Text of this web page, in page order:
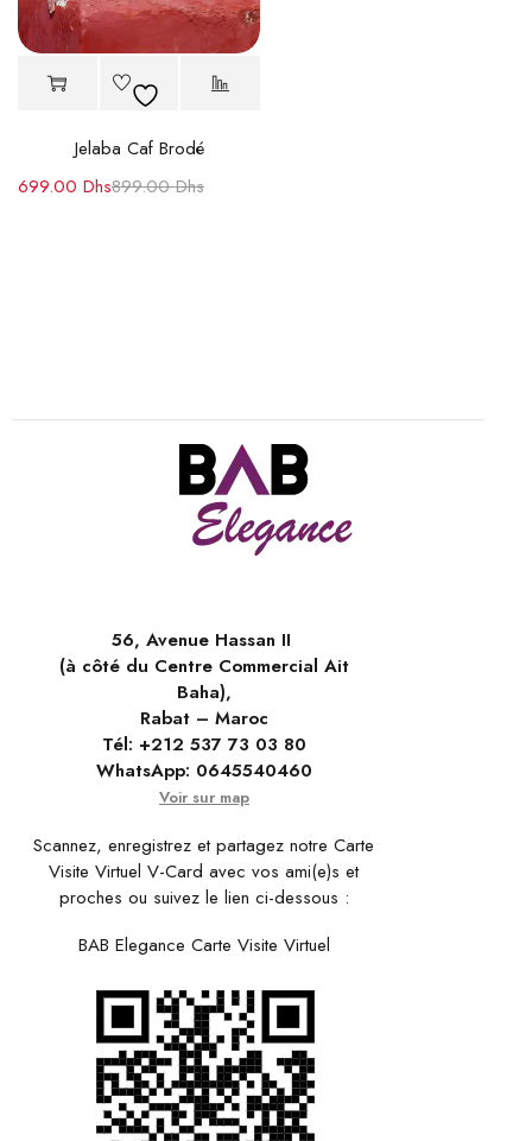
Jelaba Caf Brodé
899.00Dhs
699.00 Dhs
56, Avenue Hassan II
(à côté du Centre Commercial Ait
Baha),
Rabat – Maroc
Tél: +212 537 73 03 80
WhatsApp: 0645540460
Voir sur map
Scannez, enregistrez et partagez notre Carte
Visite Virtuel V-Card avec vos ami(e)s et
proches ou suivez le lien ci-dessous :
BAB Elegance Carte Visite Virtuel